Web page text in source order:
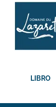
Skip
content
LIBRO